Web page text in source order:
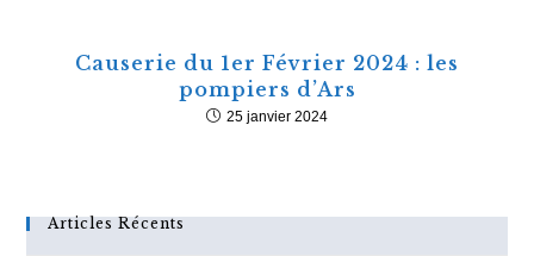
Causerie du 1er Février 2024 : les
pompiers d’Ars
25 janvier 2024
Articles Récents